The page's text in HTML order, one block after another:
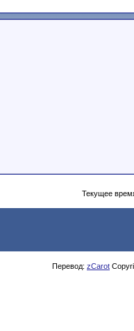
Текущее
Перевод: zCarot